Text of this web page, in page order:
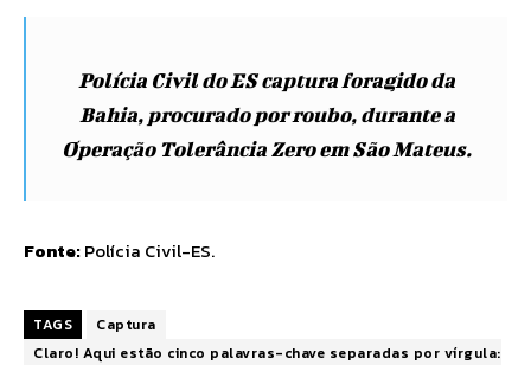
Polícia Civil do ES captura foragido da
Bahia, procurado por roubo, durante a
Operação Tolerância Zero em São Mateus.
Fonte:Polícia Civil-ES.
TAGS
Captura
Claro! Aqui estão cinco palavras-chave separadas por vírgula: